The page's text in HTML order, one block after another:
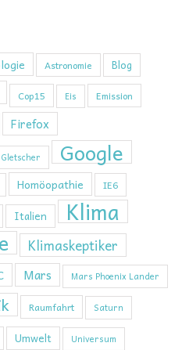
Astronomie Blog
Cop15 Eis
Emission
Firefox
Gletscher Google
Homöopathie IE6
Italien Klima
Klimaskeptiker
Mars Mars Phoenix Lander
Raumfahrt Saturn
Umwelt Universum